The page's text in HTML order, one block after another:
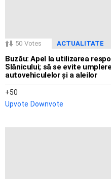
50 Votes ACTUALITATE
Buzău: Apel la utilizarea
Slănicului; să se evite
autovehiculelor și a aleilor
50
Upvote Downvote